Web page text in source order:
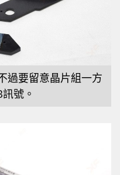
過要留意晶片組一方
號。